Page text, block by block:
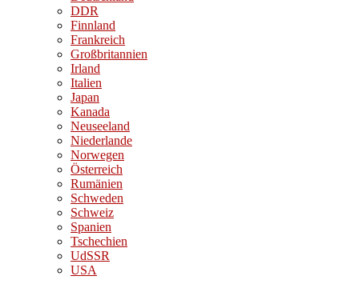
DDR
Finnland
Frankreich
Großbritannien
Irland
Italien
Japan
Kanada
Neuseeland
Niederlande
Norwegen
Österreich
Rumänien
Schweden
Schweiz
Spanien
Tschechien
UdSSR
USA